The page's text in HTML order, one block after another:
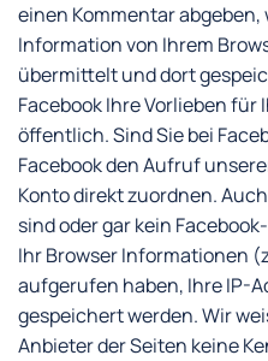
einen Kommentar
Information von Ihrem
übermittelt und dort
Facebook Ihre Vorlieben für
öffentlich. Sind Sie bei
Facebook den Aufruf
Konto direkt zuordnen.
sind oder gar kein
Ihr Browser Informationen
aufgerufen haben, Ihre IP-
gespeichert werden. Wir
Anbieter der Seiten keine